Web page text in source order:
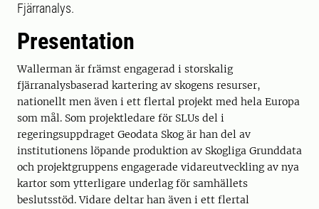
Fjärranalys.
Presentation
Wallerman är främst engagerad i storskalig
fjärranalysbaserad kartering av skogens resurser,
nationellt men även i ett flertal projekt med hela Europa
som mål. Som projektledare för SLUs del i
regeringsuppdraget Geodata Skog är han del av
institutionens löpande produktion av Skogliga Grunddata
och projektgruppens engagerade vidareutveckling av nya
kartor som ytterligare underlag för samhällets
beslutsstöd. Vidare deltar han även i ett flertal